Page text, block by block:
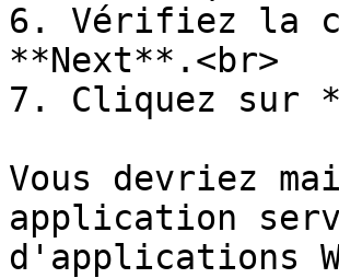
6. Vérifiez la
**Next**.<br>
7. Cliquez sur
Vous devriez
application
d'applications